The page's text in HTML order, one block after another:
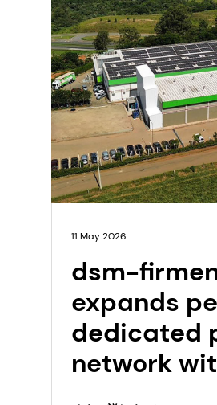
11 May 2026
dsm-
expands
dedicated
network